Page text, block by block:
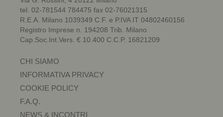
tel. 02-781544 784475 fax 02-76021315
R.E.A. Milano 1039349 C.F. e P.IVA IT 04802460156
Registro Imprese n. 194208 Trib. Milano
Cap.Soc.Int.Vers. € 10.400 C.C.P. 16821209
CHI SIAMO
INFORMATIVA PRIVACY
COOKIE POLICY
F.A.Q.
NEWS & INCONTRI